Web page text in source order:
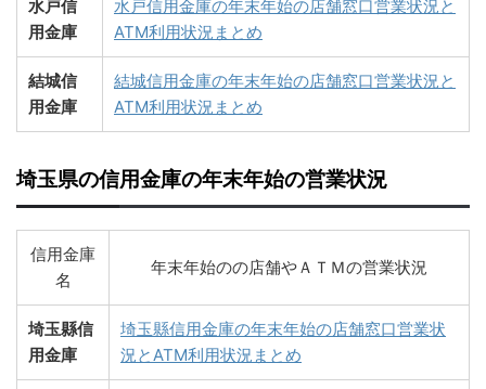
水戸信
用金庫
水戸信用金庫の年末年始の店舗窓口営業状況と
ATM利用状況まとめ
結城信
用金庫
結城信用金庫の年末年始の店舗窓口営業状況と
ATM利用状況まとめ
埼玉県の信用金庫の年末年始の営業状況
信用金庫
名
年末年始のの店舗やＡＴＭの営業状況
埼玉縣信
用金庫
埼玉縣信用金庫の年末年始の店舗窓口営業状
況とATM利用状況まとめ